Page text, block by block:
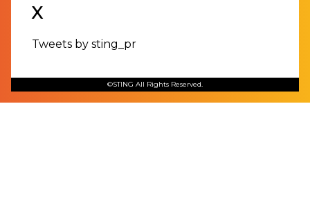
X
Tweets by sting_pr
©STING All Rights Reserved.